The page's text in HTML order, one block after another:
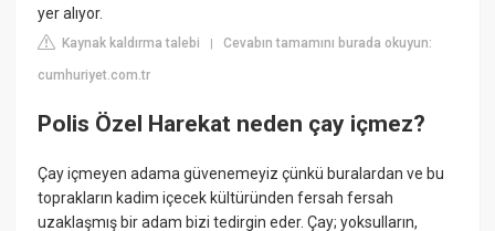
yer alıyor.
Kaynak kaldırma talebi |Cevabın tamamını burada okuyun:
cumhuriyet.com.tr
Polis Özel Harekat neden çay içmez?
Çay içmeyen adama güvenemeyiz çünkü buralardan ve bu
toprakların kadim içecek kültüründen fersah fersah
uzaklaşmış bir adam bizi tedirgin eder. Çay; yoksulların,